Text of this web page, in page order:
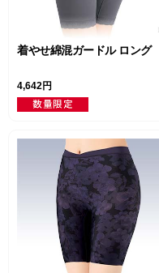
着やせ綿混ガードル ロング
4,642円